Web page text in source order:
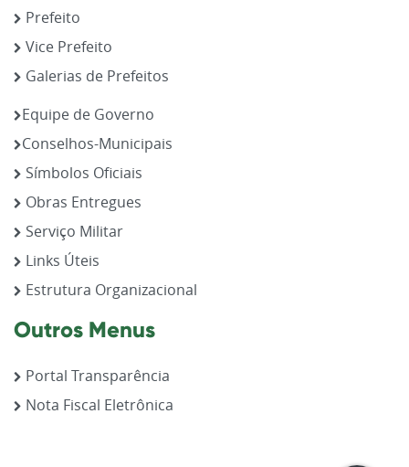
Prefeito
Vice Prefeito
Galerias de Prefeitos
Equipe de Governo
Conselhos-Municipais
Símbolos Oficiais
Obras Entregues
Serviço Militar
Links Úteis
Estrutura Organizacional
Outros Menus
Portal Transparência
Nota Fiscal Eletrônica